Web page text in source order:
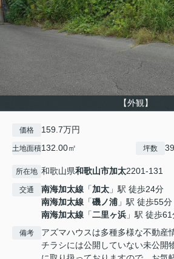
【外観】
価格 159.7万円
土地面積132.00㎡ 坪数
所在地 和歌山県和歌山市加太2201-131
交通 南海加太線 「加太 」駅 徒歩24分
南海加太線 「磯ノ浦 」駅 徒歩55分
南海加太線 「二里ヶ浜 」駅 徒歩
備考
アズマハウスは多種多様な不動産
チラシには公開していない未公開